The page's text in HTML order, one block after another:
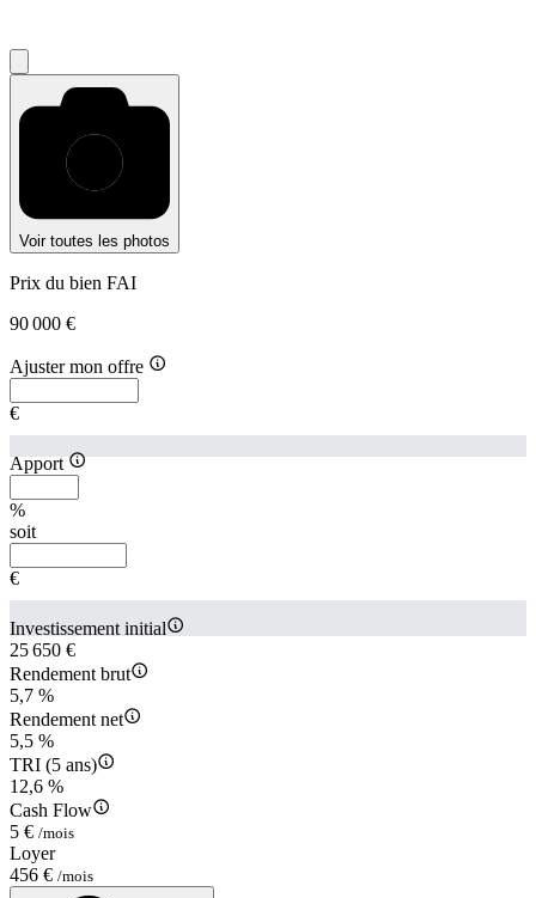
Voir toutes les photos
Prix du bien FAI
90 000 €
Ajuster mon offre
€
Apport
%
soit
€
Investissement initial
25 650 €
Rendement brut
5,7 %
Rendement net
5,5 %
TRI (5 ans)
12,6 %
Cash Flow
5 € /mois
Loyer
456 € /mois